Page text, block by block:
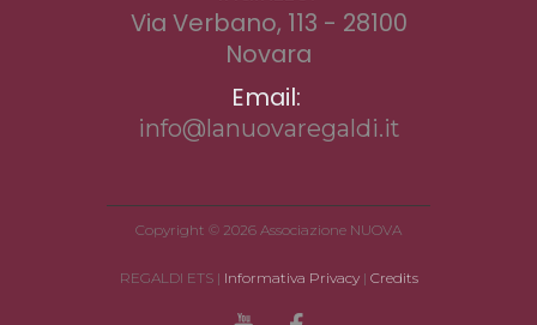
Via Verbano, 113 - 28100
Novara
Email:
info@lanuovaregaldi.it
Copyright © 2026 Associazione NUOVA
REGALDI ETS | Informativa Privacy| Credits